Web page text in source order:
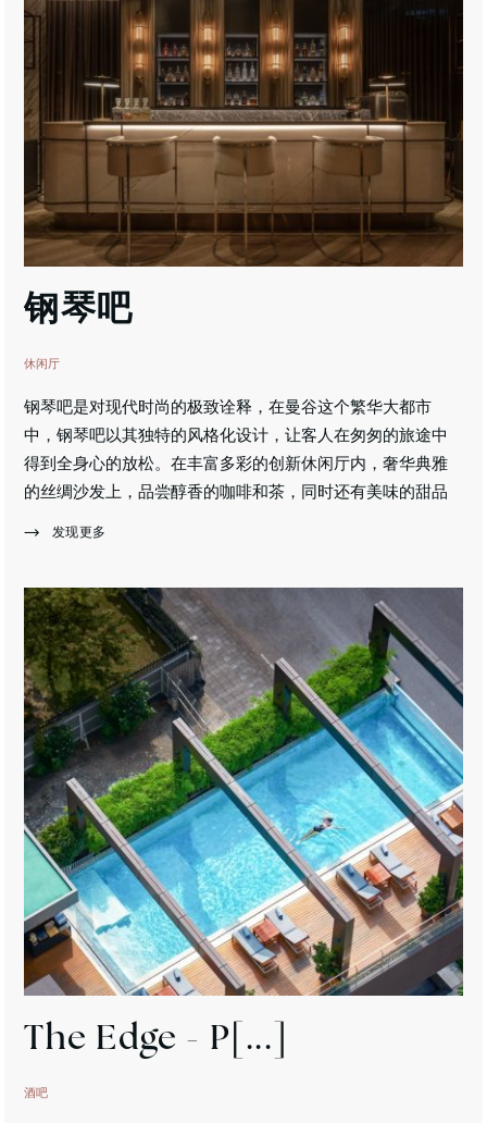
钢琴吧
休闲厅
钢琴吧是对现代时尚的极致诠释，在曼谷这个繁华大都市
中，钢琴吧以其独特的风格化设计，让客人在匆匆的旅途中
得到全身心的放松。在丰富多彩的创新休闲厅内，奢华典雅
的丝绸沙发上，品尝醇香的咖啡和茶，同时还有美味的甜品
糕点，以独特设[...]
发现更多
The Edge - P[...]
酒吧